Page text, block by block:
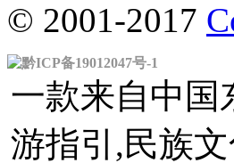
© 2001-2017
黔ICP备19012047号-1
一款来自中国
游指引,民族